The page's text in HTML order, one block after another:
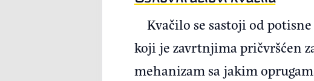
Kvačilo se sastoji od
koji je zavrtnjima pričvršćen
mehanizam sa jakim